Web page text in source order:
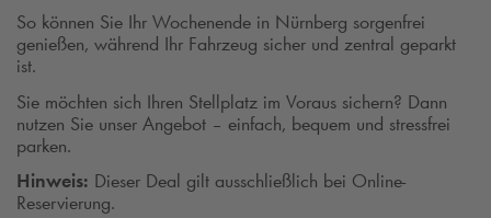
So können Sie Ihr Wochenende in Nürnberg sorgenfrei
genießen, während Ihr Fahrzeug sicher und zentral geparkt
ist.
Sie möchten sich Ihren Stellplatz im Voraus sichern? Dann
nutzen Sie unser Angebot – einfach, bequem und stressfrei
parken.
Hinweis: Dieser Deal gilt ausschließlich bei Online-
Reservierung.